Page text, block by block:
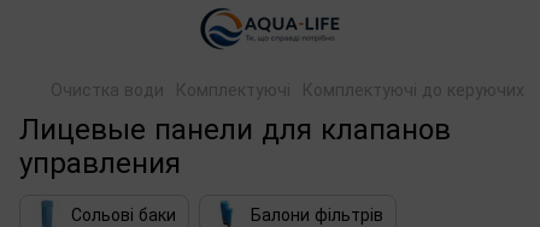
Очистка води Комплектуючі Комплектуючі до керуючих
Лицевые панели для клапанов
управления
Сольові баки
Балони фільтрів